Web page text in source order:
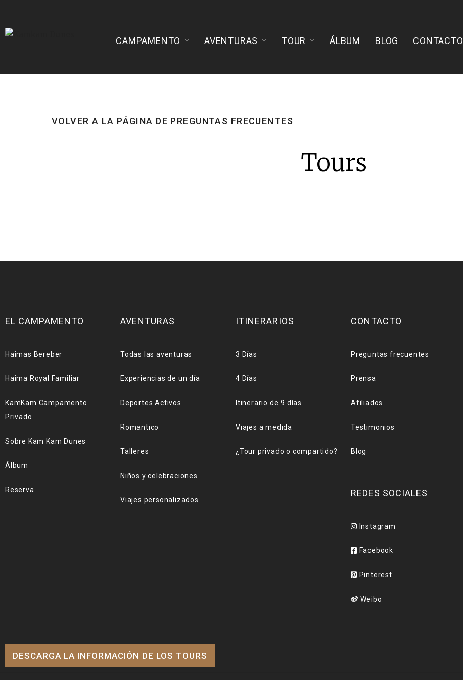
CAMPAMENTO AVENTURAS TOUR ÁLBUM BLOG CONTACTO
VOLVER A LA PÁGINA DE PREGUNTAS FRECUENTES
Tours
EL CAMPAMENTO
Haimas Bereber
Haima Royal Familiar
KamKam Campamento
Privado
Sobre Kam Kam Dunes
Álbum
Reserva
AVENTURAS
Todas las aventuras
Experiencias de un día
Deportes Activos
Romantico
Talleres
Niños y celebraciones
Viajes personalizados
ITINERARIOS
3 Días
4 Días
Itinerario de 9 días
Viajes a medida
¿Tour privado o compartido?
CONTACTO
Preguntas frecuentes
Prensa
Afiliados
Testimonios
Blog
REDES SOCIALES
Instagram
Facebook
Pinterest
Weibo
DESCARGA LA INFORMACIÓN DE LOS TOURS